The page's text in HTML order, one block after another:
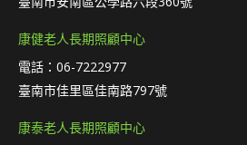
康健老人長期照顧中心
電話：06-7222977
臺南市佳里區佳南路797號
康泰老人長期照顧中心